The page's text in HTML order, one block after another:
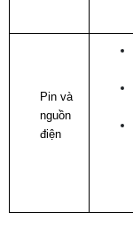
Pin và
nguồn
điện